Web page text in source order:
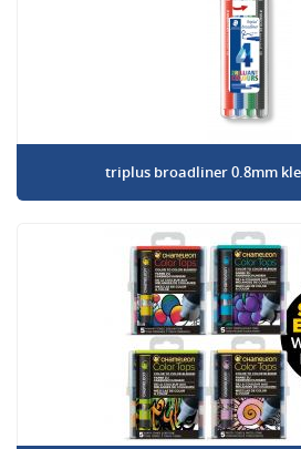
triplus broadliner 0.8mm